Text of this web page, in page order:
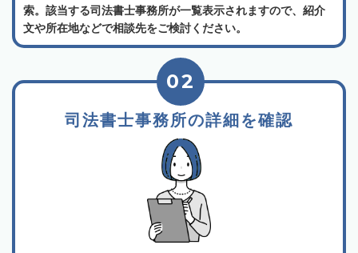
索。該当する司法書士事務所が一覧表示されますので、紹介
文や所在地などで相談先をご検討ください。
司法書士事務所の詳細を確認
02